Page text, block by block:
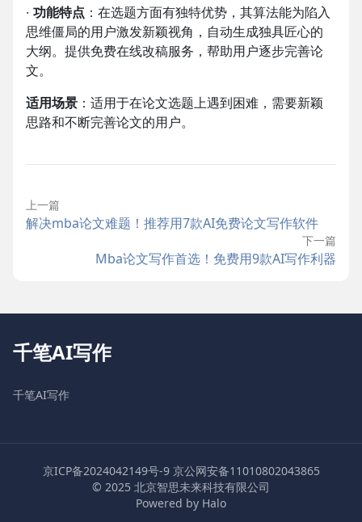
· 功能特点 ：在选题方面有独特优势，其算法能为陷入
思维僵局的用户激发新颖视角，自动生成独具匠心的
大纲。提供免费在线改稿服务，帮助用户逐步完善论
文。
适用场景 ：适用于在论文选题上遇到困难，需要新颖
思路和不断完善论文的用户。
上一篇
解决mba论文难题！推荐用7款AI免费论文写作软件
下一篇
Mba论文写作首选！免费用9款AI写作利器
千笔AI写作
千笔AI写作
京ICP备2024042149号-9 京公网安备11010802043865
© 2025 北京智思未来科技有限公司
Powered by Halo